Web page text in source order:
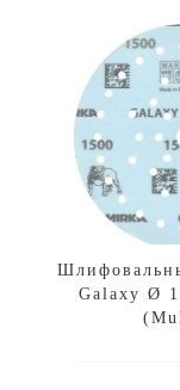
Galaxy Ø